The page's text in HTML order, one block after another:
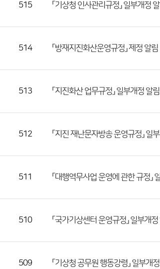
일,
일,
515 「기상청 인사관리규정」 일부개정
514 「방재지진화산운영규정」 제정 알림
513 「지진화산 업무규정」 일부개정 알림
512 「지진 재난문자방송 운영규정」 일
511 「대행역무사업 운영에 관한 규정」
510 「국가기상센터 운영규정」 일부개
509 「기상청 공무원 행동강령」 일부개